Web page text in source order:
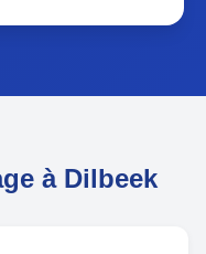
à Dilbeek